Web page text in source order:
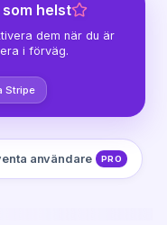
helst
dem när du är
i förväg.
Stripe
användare PRO